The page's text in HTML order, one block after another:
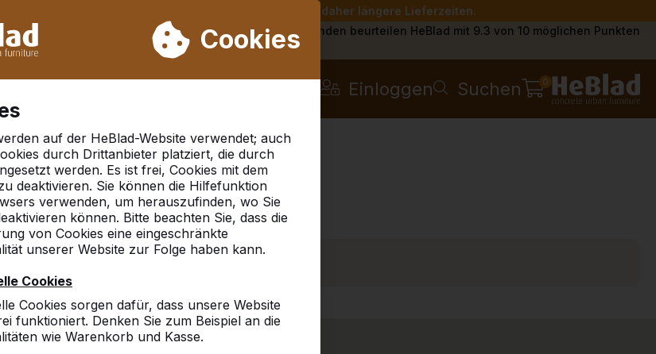
31 bis Woche 33 nicht. Bitte berücksichtigen Sie daher längere Lieferzeiten.
Cookies
auf der HeBlad-Website verwendet; auch
durch Drittanbieter platziert, die durch
werden. Es ist frei, Cookies mit dem
deaktivieren. Sie können die Hilfefunktion
verwenden, um herauszufinden, wo Sie
können. Bitte beachten Sie, dass die
von Cookies eine eingeschränkte
unserer Website zur Folge haben kann.
Cookies
Cookies sorgen dafür, dass unsere Website
funktioniert. Denken Sie zum Beispiel an die
wie Warenkorb und Kasse.
30.000 Produkten verkauft
Kunden beurteilen HeBlad mit 9.3 von 10 möglichen Punkten
Einloggen Suchen 0
basdorf